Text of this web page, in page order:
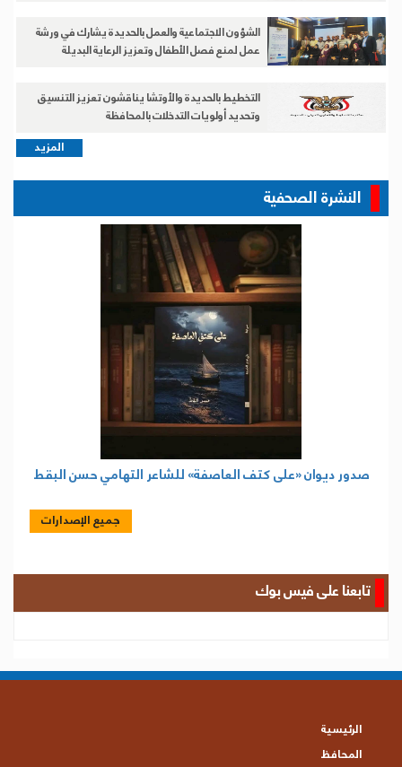
الشؤون الاجتماعية والعمل بالحديدة يشارك في ورشة
عمل لمنع فصل الأطفال وتعزيز الرعاية البديلة
التخطيط بالحديدة والأوتشا يناقشون تعزيز التنسيق
وتحديد أولويات التدخلات بالمحافظة
المزيد
النشرة الصحفية
صدور ديوان «على كتف العاصفة» للشاعر التهامي حسن البقط
جميع الإصدارات
تابعنا على فيس بوك
الرئيسية
المحافظ